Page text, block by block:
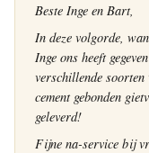
Beste Inge en Bart,
In deze volgorde,
Inge ons heeft
verschillende
cement gebonden
geleverd!
Fijne na-service bij